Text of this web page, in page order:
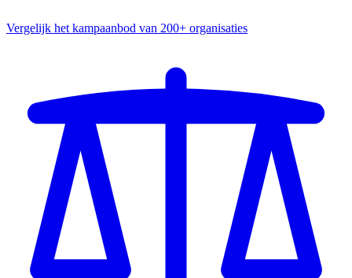
Vergelijk het kampaanbod van 200+ organisaties